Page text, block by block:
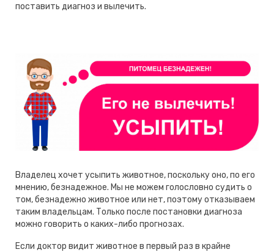
поставить диагноз и вылечить.
Владелец хочет усыпить животное, поскольку оно, по его
мнению, безнадежное. Мы не можем голословно судить о
том, безнадежно животное или нет, поэтому отказываем
таким владельцам. Только после постановки диагноза
можно говорить о каких-либо прогнозах.
Если доктор видит животное в первый раз в крайне